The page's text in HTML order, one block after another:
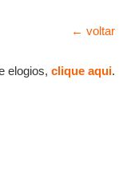
← voltar
elogios, clique aqui.